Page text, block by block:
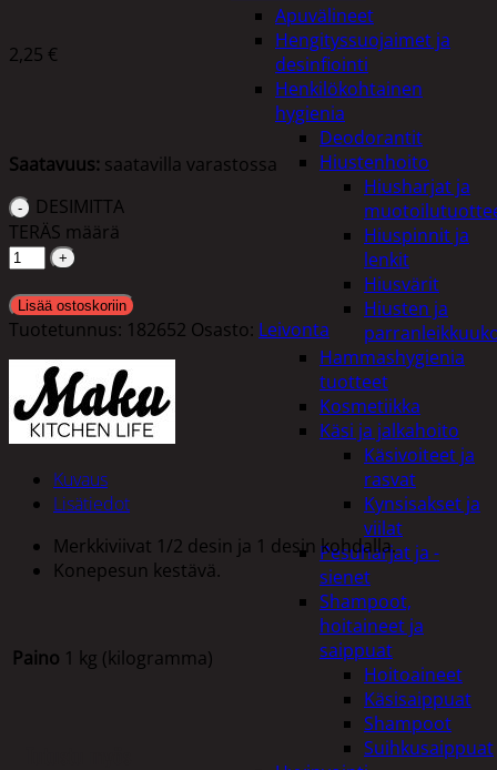
Apuvälineet
Hengityssuojaimet ja
desinfiointi
Henkilökohtainen
hygienia
Deodorantit
Hiustenhoito
Hiusharjat ja
Hiuspinnit ja
lenkit
Hiusvärit
Hiusten ja
Hammashygienia
tuotteet
Kosmetiikka
Käsi ja jalkahoito
Käsivoiteet ja
rasvat
Kynsisakset ja
viilat
Pesuharjat ja -
sienet
Shampoot,
hoitaineet ja
saippuat
Hoitoaineet
Käsisaippuat
Shampoot
Suihkusaippuat
2,25 €
Saatavuus: saatavilla varastossa
DESIMITTA
TERÄS määrä
Lisää ostoskoriin
Tuotetunnus: 182652 Osasto: Leivonta
Kuvaus
Lisätiedot
Merkkiviivat 1/2 desin ja 1 desin kohdalla.
Konepesun kestävä.
Paino 1 kg (kilogramma)